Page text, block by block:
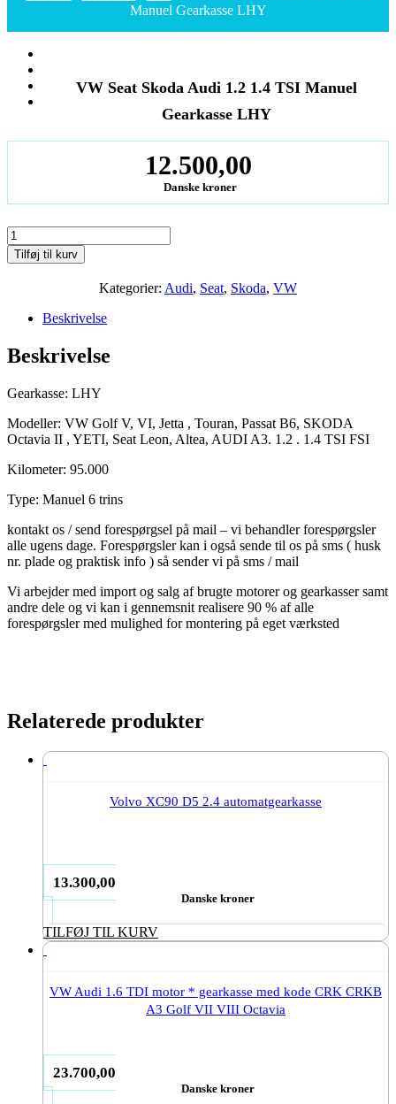
Manuel Gearkasse LHY
VW Seat Skoda Audi 1.2 1.4 TSI Manuel
Gearkasse LHY
12.500,00
Danske kroner
VW
Seat
Skoda
Manuel
Gearkasse
antal
Tilføj til kurv
Kategorier: Audi, Seat, Skoda, VW
Beskrivelse
Beskrivelse
Gearkasse: LHY
Modeller: VW Golf V, VI, Jetta , Touran, Passat B6, SKODA
Octavia II , YETI, Seat Leon, Altea, AUDI A3. 1.2 . 1.4 TSI FSI
Kilometer: 95.000
Type: Manuel 6 trins
kontakt os / send forespørgsel på mail – vi behandler forespørgsler
alle ugens dage. Forespørgsler kan i også sende til os på sms ( husk
nr. plade og praktisk info ) så sender vi på sms / mail
Vi arbejder med import og salg af brugte motorer og gearkasser samt
andre dele og vi kan i gennemsnit realisere 90 % af alle
forespørgsler med mulighed for montering på eget værksted
Relaterede produkter
Volvo XC90 D5 2.4 automatgearkasse
13.300,00
Danske kroner
TILFØJ TIL KURV
VW Audi 1.6 TDI motor * gearkasse med kode CRK CRKB
A3 Golf VII VIII Octavia
23.700,00
Danske kroner